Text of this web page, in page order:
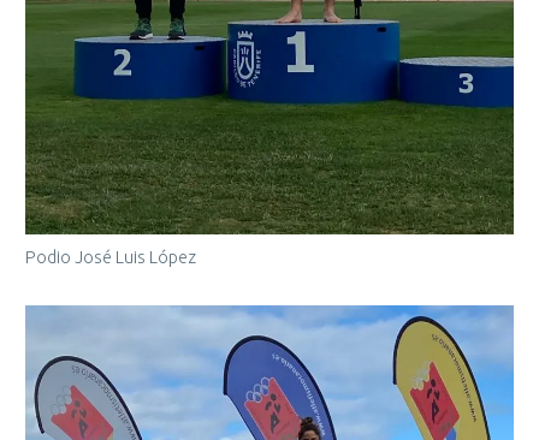
Podio José Luis López